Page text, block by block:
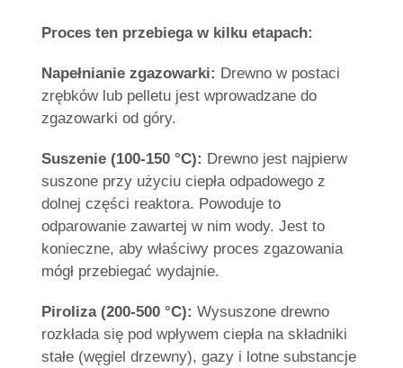
Proces ten przebiega w kilku etapach:
Napełnianie zgazowarki: Drewno w postaci
zrębków lub pelletu jest wprowadzane do
zgazowarki od góry.
Suszenie (100-150 °C): Drewno jest najpierw
suszone przy użyciu ciepła odpadowego z
dolnej części reaktora. Powoduje to
odparowanie zawartej w nim wody. Jest to
konieczne, aby właściwy proces zgazowania
mógł przebiegać wydajnie.
Piroliza (200-500 °C):Wysuszone drewno
rozkłada się pod wpływem ciepła na składniki
stałe (węgiel drzewny), gazy i lotne substancje